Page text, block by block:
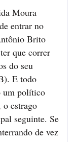
Moura
entrar no
Brito
que correr
do seu
E todo
um político
o estrago
seguinte. Se
de vez